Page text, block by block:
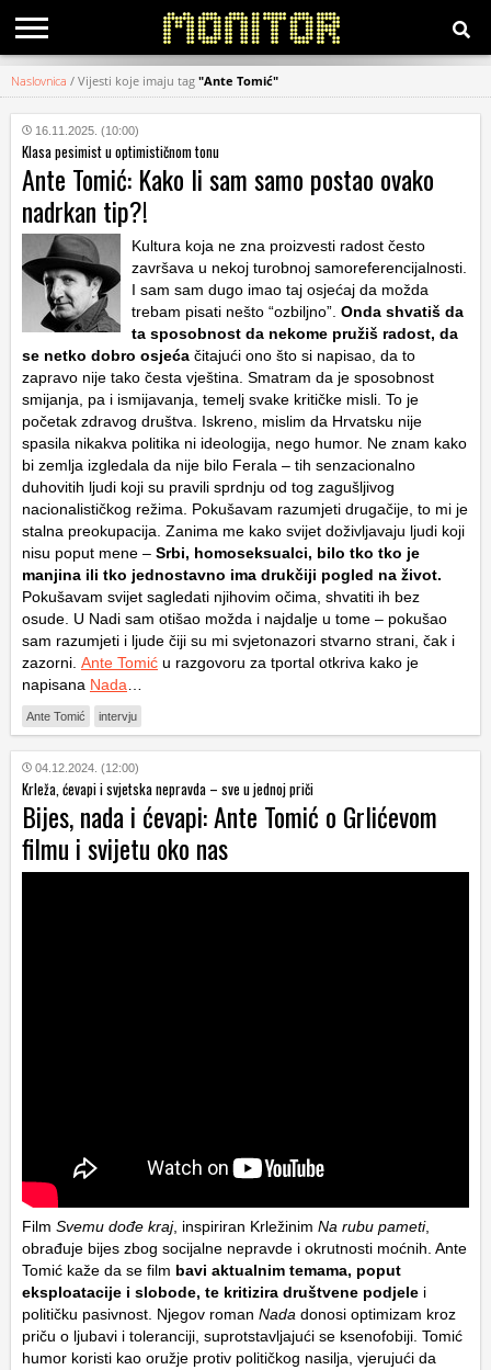
KATEGORIJE
HRVATSKI
WEB
Naslovnica / Vijesti koje imaju tag "Ante Tomić"
16.11.2025. (10:00)
Klasa pesimist u optimističnom tonu
Ante Tomić: Kako li sam samo postao ovako
nadrkan tip?!
Kultura koja ne zna proizvesti radost često
završava u nekoj turobnoj samoreferencijalnosti.
I sam sam dugo imao taj osjećaj da možda
trebam pisati nešto “ozbiljno”. Onda shvatiš da
ta sposobnost da nekome pružiš radost, da
se netko dobro osjeća čitajući ono što si napisao, da to
zapravo nije tako česta vještina. Smatram da je sposobnost
smijanja, pa i ismijavanja, temelj svake kritičke misli. To je
početak zdravog društva. Iskreno, mislim da Hrvatsku nije
spasila nikakva politika ni ideologija, nego humor. Ne znam kako
bi zemlja izgledala da nije bilo Ferala – tih senzacionalno
duhovitih ljudi koji su pravili sprdnju od tog zagušljivog
nacionalističkog režima. Pokušavam razumjeti drugačije, to mi je
stalna preokupacija. Zanima me kako svijet doživljavaju ljudi koji
nisu poput mene – Srbi, homoseksualci, bilo tko tko je
manjina ili tko jednostavno ima drukčiji pogled na život.
Pokušavam svijet sagledati njihovim očima, shvatiti ih bez
osude. U Nadi sam otišao možda i najdalje u tome – pokušao
sam razumjeti i ljude čiji su mi svjetonazori stvarno strani, čak i
zazorni. Ante Tomić u razgovoru za tportal otkriva kako je
napisana Nada
Ante Tomić intervju
04.12.2024. (12:00)
Krleža, ćevapi i svjetska nepravda – sve u jednoj priči
Bijes, nada i ćevapi: Ante Tomić o Grlićevom
filmu i svijetu oko nas
Film Svemu dođe kraj, inspiriran Krležinim Na rubu pameti,
obrađuje bijes zbog socijalne nepravde i okrutnosti moćnih. Ante
Tomić kaže da se film bavi aktualnim temama, poput
eksploatacije i slobode, te kritizira društvene podjele i
političku pasivnost. Njegov roman Nada donosi optimizam kroz
priču o ljubavi i toleranciji, suprotstavljajući se ksenofobiji. Tomić
humor koristi kao oružje protiv političkog nasilja, vjerujući da